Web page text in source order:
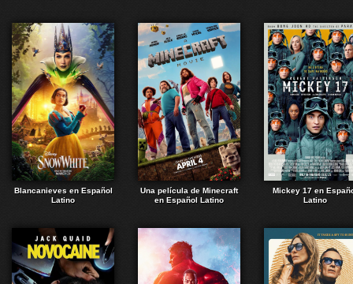
Blancanieves en Español
Latino
Una película de Minecraft
en Español Latino
Mickey 17 en
Latino